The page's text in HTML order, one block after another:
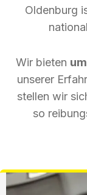
Oldenburg
Wir bieten
unserer
stellen wir
so